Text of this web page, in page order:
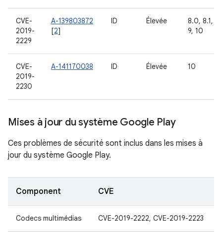
CVE-
2019-
2229
A-139803872
[2]
ID Élevée
8.0, 8.1,
9, 10
CVE-
2019-
2230
A-141170038 ID Élevée 10
Mises à jour du système Google Play
Ces problèmes de sécurité sont inclus dans les mises à
jour du système Google Play.
Component CVE
Codecs multimédias CVE-2019-2222, CVE-2019-2223